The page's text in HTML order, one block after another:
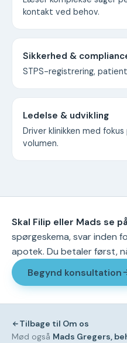
kontakt ved behov.
Sikkerhed &
STPS-registrering,
Ledelse & udvikling
Driver klinikken med
volumen.
Skal Filip eller Mads se
spørgeskema, svar inden
apotek. Du betaler først,
Begynd konsultation
Tilbage til Om os
Mød også Mads Gregers,